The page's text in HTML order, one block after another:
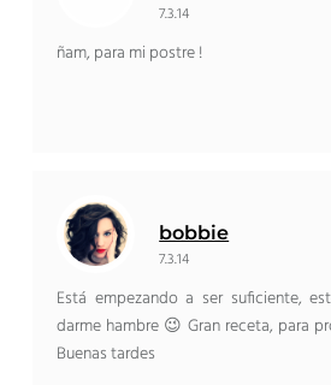
7.3.14
ñam, para mi postre !
bobbie
7.3.14
Está empezando a ser suficiente,
darme hambre 😉 Gran receta, para
Buenas tardes